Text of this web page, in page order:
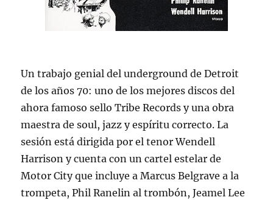
Un trabajo genial del underground de Detroit
de los años 70: uno de los mejores discos del
ahora famoso sello Tribe Records y una obra
maestra de soul, jazz y espíritu correcto. La
sesión está dirigida por el tenor Wendell
Harrison y cuenta con un cartel estelar de
Motor City que incluye a Marcus Belgrave a la
trompeta, Phil Ranelin al trombón, Jeamel Lee